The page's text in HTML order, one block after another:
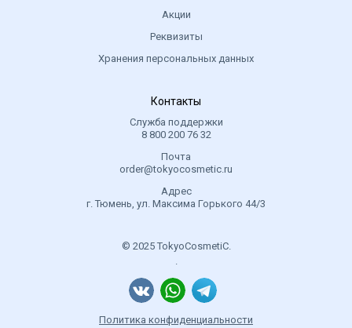
Акции
Реквизиты
Хранения персональных данных
Контакты
Служба поддержки
8 800 200 76 32
Почта
order@tokyocosmetic.ru
Адрес
г. Тюмень, ул. Максима Горького 44/3
© 2025 TokyoCosmetiC.
.
Политика конфиденциальности